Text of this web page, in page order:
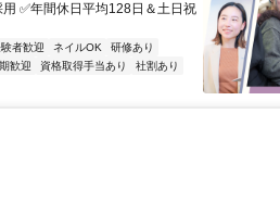
✅年間休日平均128日＆土日祝
者歓迎 ネイルOK
研修あり
歓迎 資格取得手当あり
社割あり